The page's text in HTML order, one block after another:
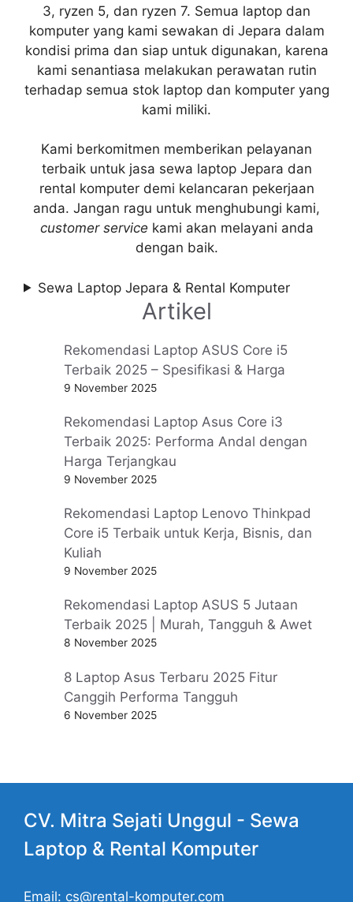
3, ryzen 5, dan ryzen 7. Semua laptop dan
komputer yang kami sewakan di Jepara dalam
kondisi prima dan siap untuk digunakan, karena
kami senantiasa melakukan perawatan rutin
terhadap semua stok laptop dan komputer yang
kami miliki.
Kami berkomitmen memberikan pelayanan
terbaik untuk jasa sewa laptop Jepara dan
rental komputer demi kelancaran pekerjaan
anda. Jangan ragu untuk menghubungi kami,
customer service kami akan melayani anda
dengan baik.
Sewa Laptop Jepara & Rental Komputer
Artikel
Rekomendasi Laptop ASUS Core i5
Terbaik 2025 – Spesifikasi & Harga
9 November 2025
Rekomendasi Laptop Asus Core i3
Terbaik 2025: Performa Andal dengan
Harga Terjangkau
9 November 2025
Rekomendasi Laptop Lenovo Thinkpad
Core i5 Terbaik untuk Kerja, Bisnis, dan
Kuliah
9 November 2025
Rekomendasi Laptop ASUS 5 Jutaan
Terbaik 2025 | Murah, Tangguh & Awet
8 November 2025
8 Laptop Asus Terbaru 2025 Fitur
Canggih Performa Tangguh
6 November 2025
CV. Mitra Sejati Unggul - Sewa
Laptop & Rental Komputer
Email: cs@rental-komputer.com